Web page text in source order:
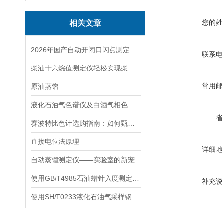
相关文章
原油蒸馏
直接电位法原理
自动蒸馏测定仪——实验室的新宠
您的
联系
常用
详细
补充